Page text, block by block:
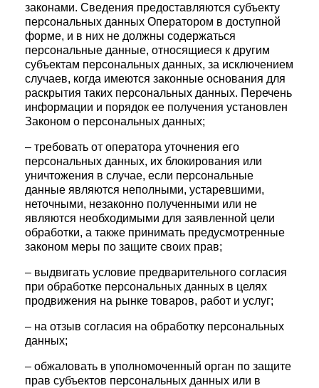
законами. Сведения предоставляются субъекту
персональных данных Оператором в доступной
форме, и в них не должны содержаться
персональные данные, относящиеся к другим
субъектам персональных данных, за исключением
случаев, когда имеются законные основания для
раскрытия таких персональных данных. Перечень
информации и порядок ее получения установлен
Законом о персональных данных;
– требовать от оператора уточнения его
персональных данных, их блокирования или
уничтожения в случае, если персональные
данные являются неполными, устаревшими,
неточными, незаконно полученными или не
являются необходимыми для заявленной цели
обработки, а также принимать предусмотренные
законом меры по защите своих прав;
– выдвигать условие предварительного согласия
при обработке персональных данных в целях
продвижения на рынке товаров, работ и услуг;
– на отзыв согласия на обработку персональных
данных;
– обжаловать в уполномоченный орган по защите
прав субъектов персональных данных или в